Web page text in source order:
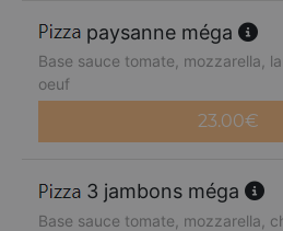
paysanne méga
Base sauce tomate, mozzarella,
oeuf
23.00€
3 jambons méga
Base sauce tomate, mozzarella,